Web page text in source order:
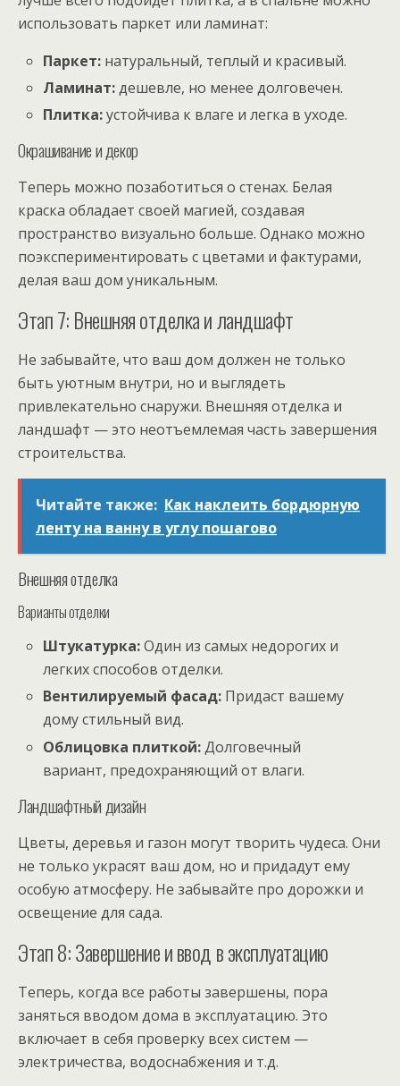
использовать паркет или ламинат:
Паркет: натуральный, теплый и красивый.
Ламинат:дешевле, но менее долговечен.
Плитка:устойчива к влаге и легка в уходе.
Окрашивание и декор
Теперь можно позаботиться о стенах. Белая
краска обладает своей магией, создавая
пространство визуально больше. Однако можно
поэкспериментировать с цветами и фактурами,
делая ваш дом уникальным.
Этап 7: Внешняя отделка и ландшафт
Не забывайте, что ваш дом должен не только
быть уютным внутри, но и выглядеть
привлекательно снаружи. Внешняя отделка и
ландшафт — это неотъемлемая часть завершения
строительства.
Читайте также: Как наклеить бордюрную
ленту на ванну в углу пошагово
Внешняя отделка
Варианты отделки
Штукатурка:Один из самых недорогих и
легких способов отделки.
Вентилируемый фасад: Придаст вашему
дому стильный вид.
Облицовка плиткой:Долговечный
вариант, предохраняющий от влаги.
Ландшафтный дизайн
Цветы, деревья и газон могут творить чудеса. Они
не только украсят ваш дом, но и придадут ему
особую атмосферу. Не забывайте про дорожки и
освещение для сада.
Этап 8: Завершение и ввод в эксплуатацию
Теперь, когда все работы завершены, пора
заняться вводом дома в эксплуатацию. Это
включает в себя проверку всех систем —
электричества, водоснабжения и т.д.